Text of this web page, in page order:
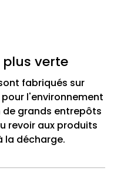
verte
fabriqués sur
l'environnement
grands entrepôts
revoir aux produits
la décharge.